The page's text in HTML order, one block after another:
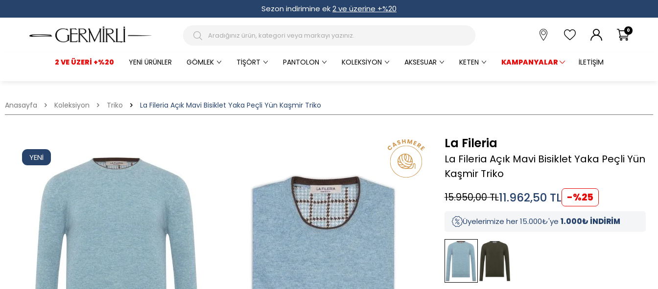
Sezon indirimine ek2 ve üzerine +%20
0
2 VE ÜZERI +%20 YENI ÜRÜNLER GÖMLEK TIŞÖRT PANTOLON KOLEKSIYON AKSESUAR KETEN İLETIŞIM
KAMPANYALAR
Anasayfa Koleksiyon Triko La Fileria Açık Mavi Bisiklet Yaka Peçli Yün Kaşmir Triko
YENI
La Fileria
La Fileria Açık Mavi Bisiklet Yaka Peçli Yün
Kaşmir Triko
15.950,00TL11.962,50 TL -%25
Üyelerimize her 15.000₺'ye 1.000₺ İNDİRİM